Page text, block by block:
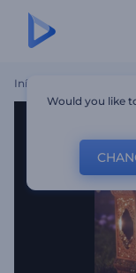
Início
Would you like